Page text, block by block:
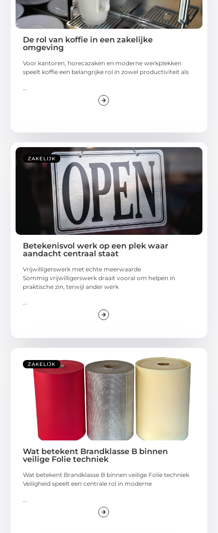
De rol van koffie in een zakelijke
omgeving
Voor kantoren, horecazaken en moderne werkplekken
speelt koffie een belangrijke rol in zowel productiviteit als
ZAKELIJK
Betekenisvol werk op een plek waar
aandacht centraal staat
Vrijwilligerswerk met echte meerwaarde
Sommig vrijwilligerswerk draait vooral om helpen in
praktische zin, terwijl ander werk
...
ZAKELIJK
Wat betekent Brandklasse B binnen
veilige Folie techniek
Wat betekent Brandklasse B binnen veilige Folie techniek
Veiligheid speelt een centrale rol in moderne